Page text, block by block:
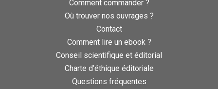
Comment commander ?
Où trouver nos ouvrages ?
Contact
Comment lire un ebook ?
Conseil scientifique et éditorial
Charte d’éthique éditoriale
Questions fréquentes